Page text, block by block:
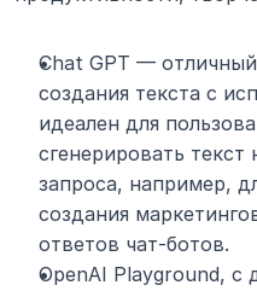
Chat GPT —
создания текста с
идеален для
сгенерировать текст
запроса, например,
создания
ответов чат-ботов.
OpenAI Playground, с